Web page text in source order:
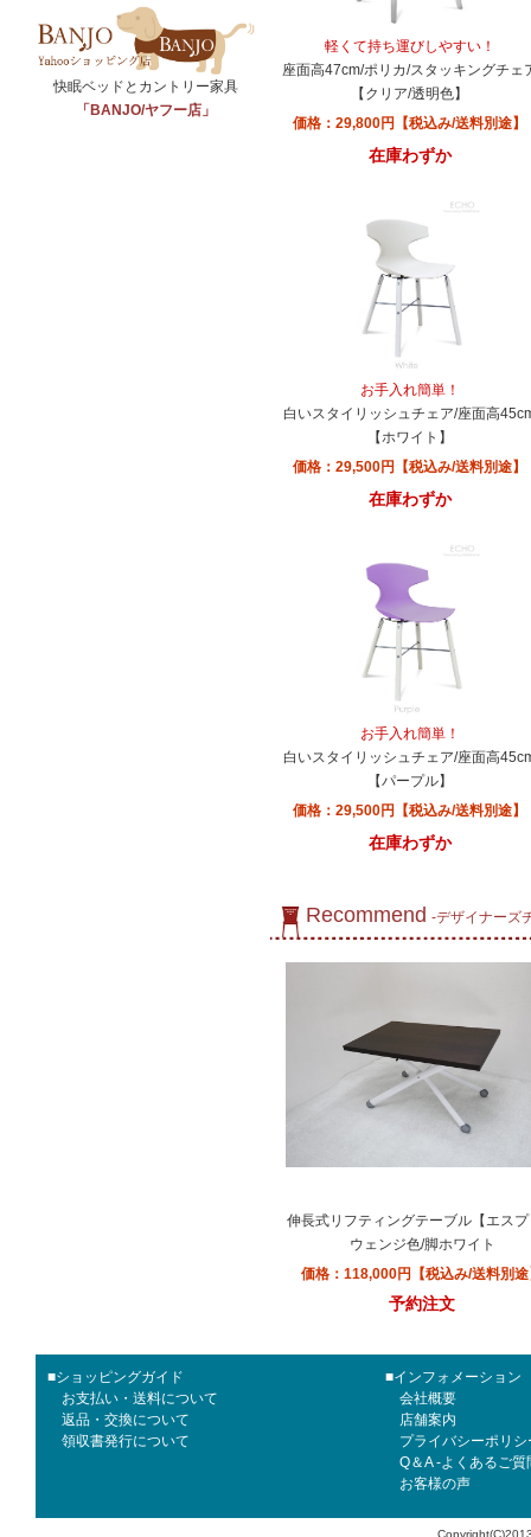
快眠ベッドとカントリー家具
「BANJO/ヤフー店」
軽くて持ち運びしやすい！
座面高47cm/ポリカ/スタッキングチェ
【クリア/透明色】
価格：29,800円【税込み/送料別途】
在庫わずか
お手入れ簡単！
白いスタイリッシュチェア/座面高
【ホワイト】
価格：29,500円【税込み/送料別途】
在庫わずか
お手入れ簡単！
白いスタイリッシュチェア/座面高
【パープル】
価格：29,500円【税込み/送料別途】
在庫わずか
Recommend -デザイナーズ
伸長式リフティングテーブル【エス
ウェンジ色/脚ホワイト
価格：118,000円【税込み/送料別
予約注文
■ショッピングガイド
お支払い・送料について
返品・交換について
領収書発行について
■インフォメーション
会社概要
店舗案内
プライバシーポリシ
Q＆A -よくあるご質
お客様の声